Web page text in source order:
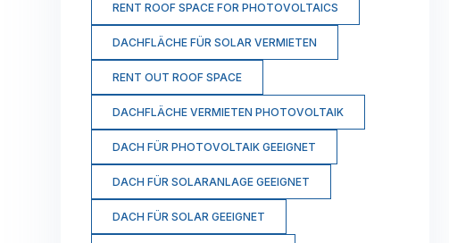
RENT ROOF SPACE FOR PHOTOVOLTAICS
DACHFLÄCHE FÜR SOLAR VERMIETEN
RENT OUT ROOF SPACE
DACHFLÄCHE VERMIETEN PHOTOVOLTAIK
DACH FÜR PHOTOVOLTAIK GEEIGNET
DACH FÜR SOLARANLAGE GEEIGNET
DACH FÜR SOLAR GEEIGNET